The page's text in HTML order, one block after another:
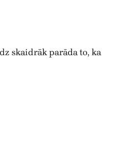
skaidrāk parāda to, ka